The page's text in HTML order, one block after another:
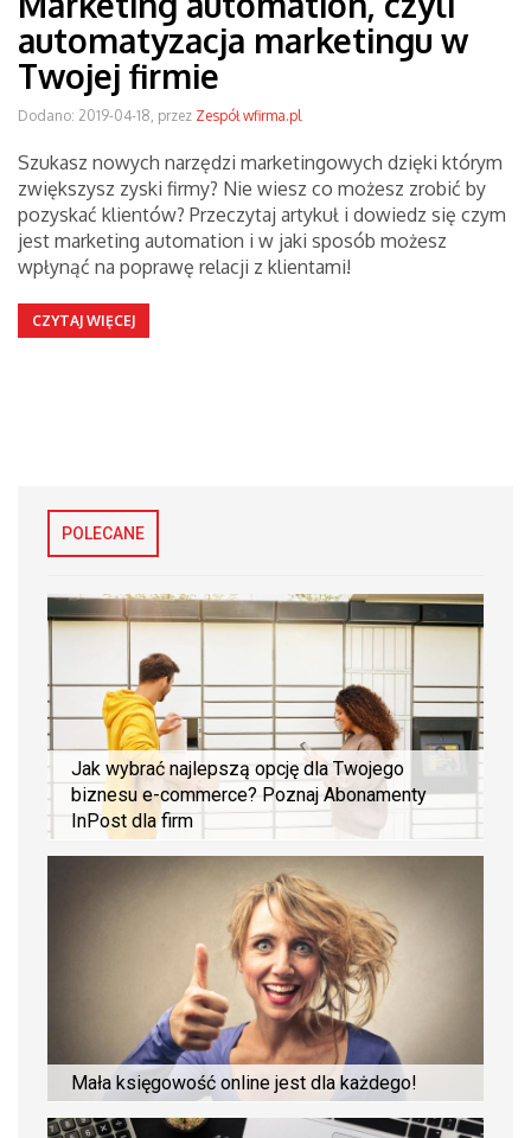
automatyzacja marketingu w
Twojej firmie
Dodano: 2019-04-18, przez Zespół wfirma.pl
Szukasz nowych narzędzi marketingowych dzięki którym
zwiększysz zyski firmy? Nie wiesz co możesz zrobić by
pozyskać klientów? Przeczytaj artykuł i dowiedz się czym
jest marketing automation i w jaki sposób możesz
wpłynąć na poprawę relacji z klientami!
CZYTAJ WIĘCEJ
POLECANE
Jak wybrać najlepszą opcję dla Twojego
biznesu e-commerce? Poznaj Abonamenty
InPost dla firm
Mała księgowość online jest dla każdego!